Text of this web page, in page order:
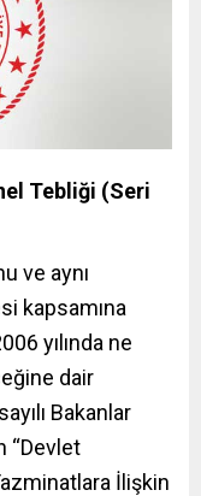
Tebliği (Seri
ve aynı
kapsamına
yılında ne
dair
Bakanlar
“Devlet
İlişkin